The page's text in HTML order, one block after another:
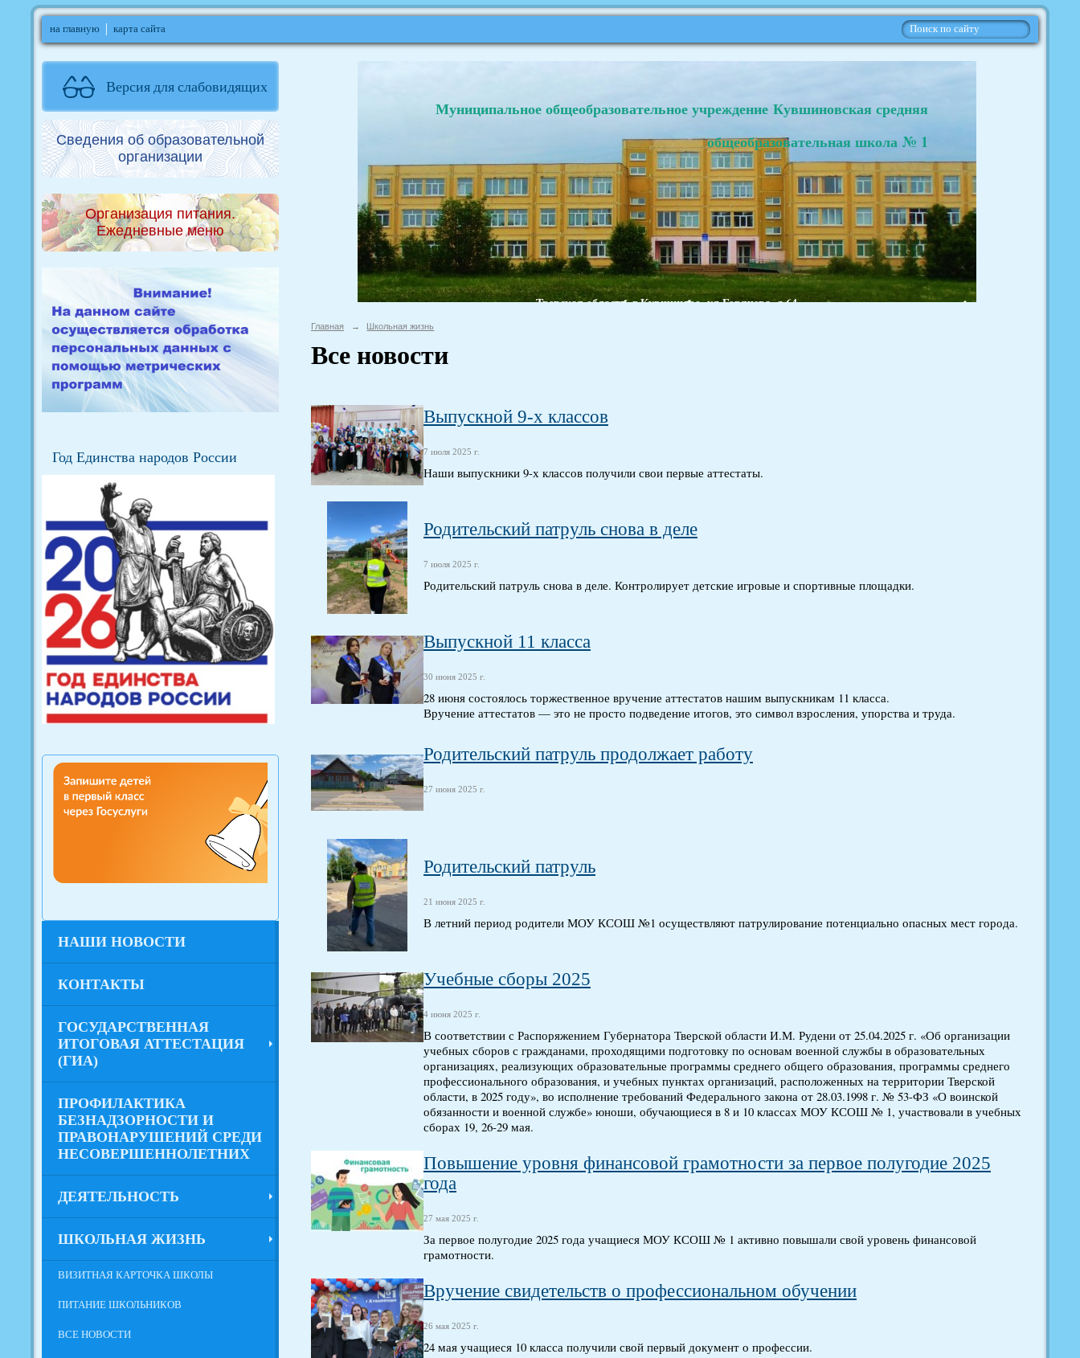
на главную карта сайта
Версия для слабовидящих
Сведения об образовательной
организации
Организация питания.
Ежедневные меню
Год Единства народов России
НАШИ НОВОСТИ
КОНТАКТЫ
ГОСУДАРСТВЕННАЯ
ИТОГОВАЯ АТТЕСТАЦИЯ
(ГИА)
ПРОФИЛАКТИКА
БЕЗНАДЗОРНОСТИ И
ПРАВОНАРУШЕНИЙ СРЕДИ
НЕСОВЕРШЕННОЛЕТНИХ
ДЕЯТЕЛЬНОСТЬ
ШКОЛЬНАЯ ЖИЗНЬ
ВИЗИТНАЯ КАРТОЧКА ШКОЛЫ
ПИТАНИЕ ШКОЛЬНИКОВ
ВСЕ НОВОСТИ
Муниципальное общеобразовательное учреждение Кувшиновская средняя
общеобразовательная школа № 1
Тверская область, г.Кувшиново, ул.Горячева, д.64
Главная → Школьная жизнь
Все новости
Выпускной 9-х классов
7 июля 2025 г.
Наши выпускники 9-х классов получили свои первые аттестаты.
Родительский патруль снова в деле
7 июля 2025 г.
Родительский патруль снова в деле. Контролирует детские игровые и спортивные площадки.
Выпускной 11 класса
30 июня 2025 г.
28 июня состоялось торжественное вручение аттестатов нашим выпускникам 11 класса.
Вручение аттестатов — это не просто подведение итогов, это символ взросления, упорства и труда.
Родительский патруль продолжает работу
27 июня 2025 г.
Родительский патруль
21 июня 2025 г.
В летний период родители МОУ КСОШ №1 осуществляют патрулирование потенциально опасных мест города.
Учебные сборы 2025
4 июня 2025 г.
В соответствии с Распоряжением Губернатора Тверской области И.М. Рудени от 25.04.2025 г. «Об организации
учебных сборов с гражданами, проходящими подготовку по основам военной службы в образовательных
организациях, реализующих образовательные программы среднего общего образования, программы среднего
профессионального образования, и учебных пунктах организаций, расположенных на территории Тверской
области, в 2025 году», во исполнение требований Федерального закона от 28.03.1998 г. № 53-ФЗ «О воинской
обязанности и военной службе» юноши, обучающиеся в 8 и 10 классах МОУ КСОШ № 1, участвовали в учебных
сборах 19, 26-29 мая.
Повышение уровня финансовой грамотности за первое полугодие 2025
года
27 мая 2025 г.
За первое полугодие 2025 года учащиеся МОУ КСОШ № 1 активно повышали свой уровень финансовой
грамотности.
Вручение свидетельств о профессиональном обучении
26 мая 2025 г.
24 мая учащиеся 10 класса получили свой первый документ о профессии.